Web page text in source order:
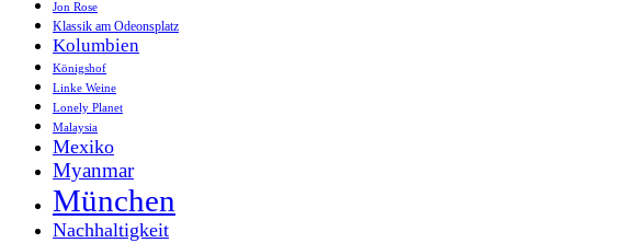
Jon Rose
Klassik am Odeonsplatz
Kolumbien
Königshof
Linke Weine
Lonely Planet
Malaysia
Mexiko
Myanmar
München
Nachhaltigkeit